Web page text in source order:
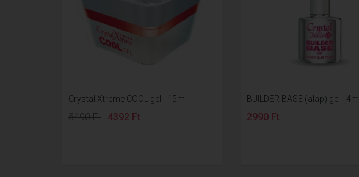
Crystal Xtreme COOL gel - 15ml
5490 Ft 4392 Ft
BUILDER BASE (alap) gel - 4ml
2990 Ft